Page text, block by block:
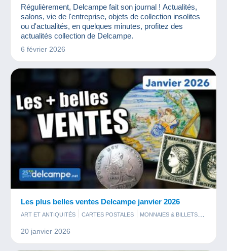
PHOTOGRAPHIE
TIMBRES
Régulièrement, Delcampe fait son journal ! Actualités,
salons, vie de l'entreprise, objets de collection insolites
ou d'actualités, en quelques minutes, profitez des
actualités collection de Delcampe.
6 février 2026
Les plus belles ventes Delcampe janvier 2026
ART ET ANTIQUITÉS CARTES POSTALES
MONNAIES & BILLETS
20 janvier 2026